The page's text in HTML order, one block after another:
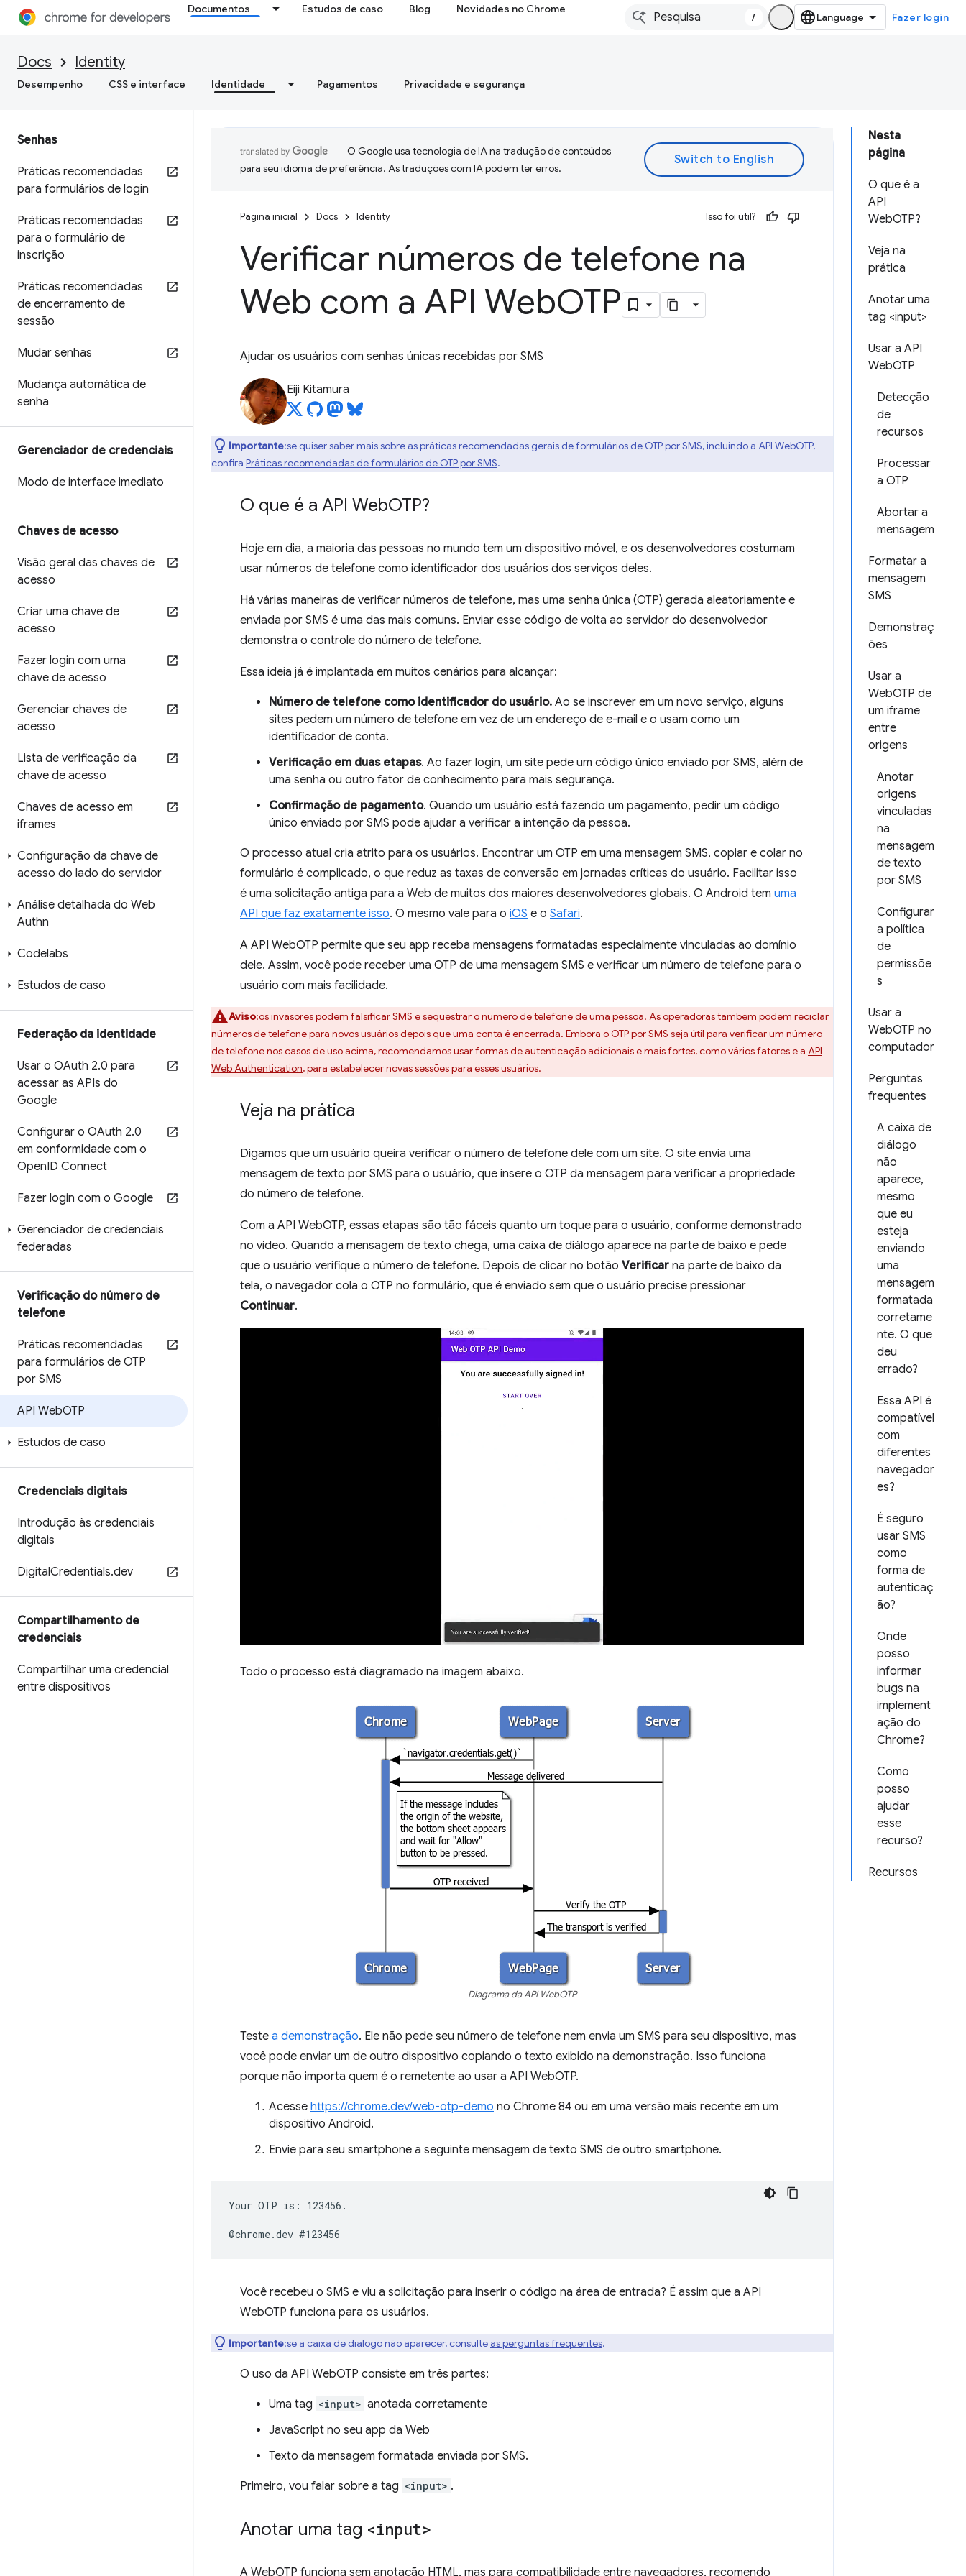
Documentos Estudos de caso Blog Novidades no Chrome
/ Fazer login
Docs Identity
Desempenho CSS e interface Identidade Pagamentos Privacidade e segurança
Senhas
Práticas recomendadas
para formulários de login
Práticas recomendadas
para o formulário de
inscrição
Práticas recomendadas
de encerramento de
sessão
Mudar senhas
Mudança automática de
senha
Gerenciador de credenciais
Modo de interface imediato
Chaves de acesso
Visão geral das chaves de
acesso
Criar uma chave de
acesso
Fazer login com uma
chave de acesso
Gerenciar chaves de
acesso
Lista de verificação da
chave de acesso
Chaves de acesso em
iframes
Configuração da chave de
acesso do lado do servidor
Análise detalhada do Web
Authn
Codelabs
Estudos de caso
Federação da identidade
Usar o OAuth 2.0 para
acessar as APIs do
Google
Configurar o OAuth 2.0
em conformidade com o
OpenID Connect
Fazer login com o Google
Gerenciador de credenciais
federadas
Verificação do número de
telefone
Práticas recomendadas
para formulários de OTP
por SMS
API WebOTP
Estudos de caso
Credenciais digitais
Introdução às credenciais
digitais
DigitalCredentials.dev
Compartilhamento de
credenciais
Compartilhar uma credencial
entre dispositivos
Nesta
página
O que é a
API
WebOTP?
Veja na
prática
Anotar uma
tag <input>
Usar a API
WebOTP
Detecção
de
recursos
Processar
a OTP
Abortar a
mensagem
Formatar a
mensagem
SMS
Demonstraç
ões
Usar a
WebOTP de
um iframe
entre
origens
Anotar
origens
vinculadas
na
mensagem
de texto
por SMS
Configurar
a política
de
permissõe
s
Usar a
WebOTP no
computador
Perguntas
frequentes
A caixa de
diálogo
não
aparece,
mesmo
que eu
esteja
enviando
uma
mensagem
formatada
corretame
nte. O que
deu
errado?
Essa API é
compatível
com
diferentes
navegador
es?
É seguro
usar SMS
como
forma de
autenticaç
ão?
Onde
posso
informar
bugs na
implement
ação do
Chrome?
Como
posso
ajudar
esse
recurso?
Recursos
O Google usa tecnologia de IA na tradução de conteúdos
para seu idioma de preferência. As traduções com IA podem ter erros.
Página inicial Docs Identity Isso foi útil?
Verificar números de telefone na
Web com a API WebOTP
Ajudar os usuários com senhas únicas recebidas por SMS
Eiji Kitamura
Importante:se quiser saber mais sobre as práticas recomendadas gerais de formulários de OTP por SMS, incluindo a API WebOTP,
confira Práticas recomendadas de formulários de OTP por SMS.
O que é a API WebOTP?
Hoje em dia, a maioria das pessoas no mundo tem um dispositivo móvel, e os desenvolvedores costumam
usar números de telefone como identificador dos usuários dos serviços deles.
Há várias maneiras de verificar números de telefone, mas uma senha única (OTP) gerada aleatoriamente e
enviada por SMS é uma das mais comuns. Enviar esse código de volta ao servidor do desenvolvedor
demonstra o controle do número de telefone.
Essa ideia já é implantada em muitos cenários para alcançar:
Número de telefone como identificador do usuário. Ao se inscrever em um novo serviço, alguns
sites pedem um número de telefone em vez de um endereço de e-mail e o usam como um
identificador de conta.
Verificação em duas etapas. Ao fazer login, um site pede um código único enviado por SMS, além de
uma senha ou outro fator de conhecimento para mais segurança.
Confirmação de pagamento. Quando um usuário está fazendo um pagamento, pedir um código
único enviado por SMS pode ajudar a verificar a intenção da pessoa.
O processo atual cria atrito para os usuários. Encontrar um OTP em uma mensagem SMS, copiar e colar no
formulário é complicado, o que reduz as taxas de conversão em jornadas críticas do usuário. Facilitar isso
é uma solicitação antiga para a Web de muitos dos maiores desenvolvedores globais. O Android tem uma
API que faz exatamente isso. O mesmo vale para o iOS e o Safari.
A API WebOTP permite que seu app receba mensagens formatadas especialmente vinculadas ao domínio
dele. Assim, você pode receber uma OTP de uma mensagem SMS e verificar um número de telefone para o
usuário com mais facilidade.
Aviso:os invasores podem falsificar SMS e sequestrar o número de telefone de uma pessoa. As operadoras também podem reciclar
números de telefone para novos usuários depois que uma conta é encerrada. Embora o OTP por SMS seja útil para verificar um número
de telefone nos casos de uso acima, recomendamos usar formas de autenticação adicionais e mais fortes, como vários fatores e a API
Web Authentication, para estabelecer novas sessões para esses usuários.
Veja na prática
Digamos que um usuário queira verificar o número de telefone dele com um site. O site envia uma
mensagem de texto por SMS para o usuário, que insere o OTP da mensagem para verificar a propriedade
do número de telefone.
Com a API WebOTP, essas etapas são tão fáceis quanto um toque para o usuário, conforme demonstrado
no vídeo. Quando a mensagem de texto chega, uma caixa de diálogo aparece na parte de baixo e pede
que o usuário verifique o número de telefone. Depois de clicar no botão Verificar na parte de baixo da
tela, o navegador cola o OTP no formulário, que é enviado sem que o usuário precise pressionar
Continuar.
Todo o processo está diagramado na imagem abaixo.
Diagrama da API WebOTP
Teste a demonstração. Ele não pede seu número de telefone nem envia um SMS para seu dispositivo, mas
você pode enviar um de outro dispositivo copiando o texto exibido na demonstração. Isso funciona
porque não importa quem é o remetente ao usar a API WebOTP.
Acesse https://chrome.dev/web-otp-demo no Chrome 84 ou em uma versão mais recente em um
dispositivo Android.
Envie para seu smartphone a seguinte mensagem de texto SMS de outro smartphone.
Your OTP is: 123456.
Você recebeu o SMS e viu a solicitação para inserir o código na área de entrada? É assim que a API
WebOTP funciona para os usuários.
Importante:se a caixa de diálogo não aparecer, consulteas perguntas frequentes.
O uso da API WebOTP consiste em três partes:
Uma tag <input> anotada corretamente
JavaScript no seu app da Web
Texto da mensagem formatada enviada por SMS.
Primeiro, vou falar sobre a tag <input> .
Anotar uma tag <input>
A WebOTP funciona sem anotação HTML, mas para compatibilidade entre navegadores, recomendo